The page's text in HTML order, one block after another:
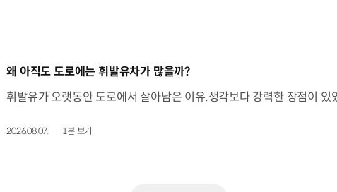
[동영상]
왜 아직도 도로에는 휘발유차가 많을까?
2026.08.07. 1분 보기